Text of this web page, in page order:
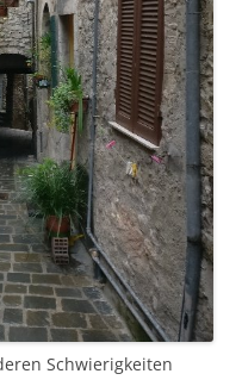
Schwierigkeiten